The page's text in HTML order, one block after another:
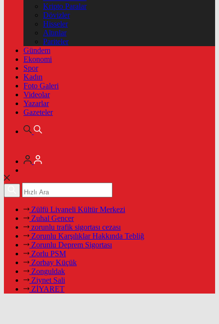
Kripto Paralar
Dövizler
Hisseler
Altınlar
Pariteler
Gündem
Ekonomi
Spor
Kadın
Foto Galeri
Videolar
Yazarlar
Gazeteler
Zülfü Livaneli Kültür Merkezi
Zuhal Gencer
zorunlu trafik sigortası cezası
Zorunlu Karşılıklar Hakkında Tebliğ
Zorunlu Deprem Sigortası
Zorlu PSM
Zorbay Küçük
Zonguldak
Ziynet Sali
ZİYARET